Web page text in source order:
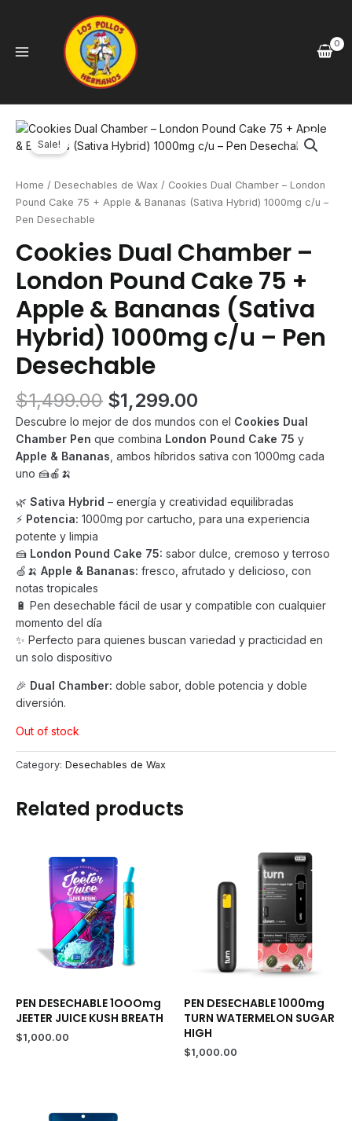
Sale!
Home / Desechables de Wax / Cookies Dual Chamber – London
Pound Cake 75 + Apple & Bananas (Sativa Hybrid) 1000mg c/u –
Pen Desechable
Cookies Dual Chamber –
London Pound Cake 75 +
Apple & Bananas (Sativa
Hybrid) 1000mg c/u – Pen
Desechable
$1,499.00 Original
price
was:
$1,499.00.
$1,299.00
price
is:
$1,299.00.
Descubre lo mejor de dos mundos con el Cookies Dual
Chamber Pen que combina London Pound Cake 75 y
Apple & Bananas , ambos híbridos sativa con 1000mg cada
uno 🍰🍎🍌
🌿 Sativa Hybrid – energía y creatividad equilibradas
⚡ Potencia: 1000mg por cartucho, para una experiencia
potente y limpia
🍰 London Pound Cake 75: sabor dulce, cremoso y terroso
🍏🍌 Apple & Bananas: fresco, afrutado y delicioso, con
notas tropicales
🔋 Pen desechable fácil de usar y compatible con cualquier
momento del día
✨ Perfecto para quienes buscan variedad y practicidad en
un solo dispositivo
🎉 Dual Chamber: doble sabor, doble potencia y doble
diversión.
Out of stock
Category: Desechables de Wax
Related products
PEN DESECHABLE 1OOOmg
JEETER JUICE KUSH BREATH
$1,000.00
PEN DESECHABLE 1000mg
TURN WATERMELON SUGAR
HIGH
$1,000.00